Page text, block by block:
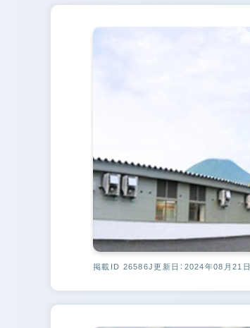
掲載ID 26586J更新日：2024年08月21日